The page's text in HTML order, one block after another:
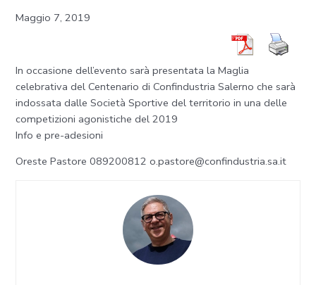
Maggio 7, 2019
In occasione dell’evento sarà presentata la Maglia
celebrativa del Centenario di Confindustria Salerno che sarà
indossata dalle Società Sportive del territorio in una delle
competizioni agonistiche del 2019
Info e pre-adesioni
Oreste Pastore 089200812o.pastore@confindustria.sa.it